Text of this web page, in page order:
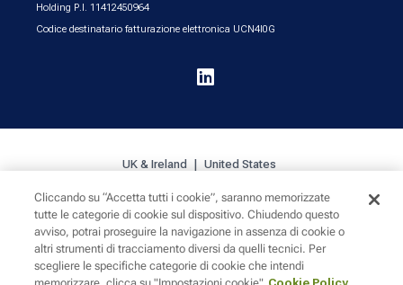
Holding P.I. 11412450964
Codice destinatario fatturazione elettronica UCN4I0G

UK & Ireland United States
Cookie Policy Privacy Sitemap
Cliccando su “Accetta tutti i cookie”, saranno memorizzate
tutte le categorie di cookie sul dispositivo. Chiudendo questo
avviso, potrai proseguire la navigazione in assenza di cookie o
altri strumenti di tracciamento diversi da quelli tecnici. Per
scegliere le specifiche categorie di cookie che intendi